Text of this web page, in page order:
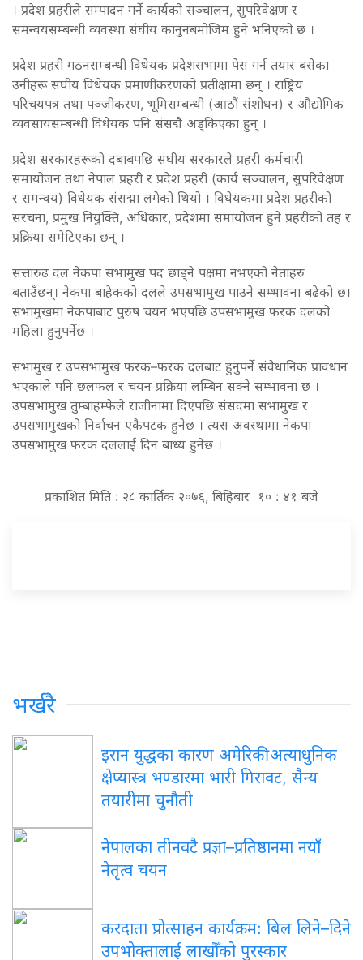
। प्रदेश प्रहरीले सम्पादन गर्ने कार्यको सञ्चालन, सुपरिवेक्षण र
समन्वयसम्बन्धी व्यवस्था संघीय कानुनबमोजिम हुने भनिएको छ ।
प्रदेश प्रहरी गठनसम्बन्धी विधेयक प्रदेशसभामा पेस गर्न तयार बसेका
उनीहरू संघीय विधेयक प्रमाणीकरणको प्रतीक्षामा छन् । राष्ट्रिय
परिचयपत्र तथा पञ्जीकरण, भूमिसम्बन्धी (आठौं संशोधन) र औद्योगिक
व्यवसायसम्बन्धी विधेयक पनि संसद्मै अड्किएका हुन् ।
प्रदेश सरकारहरूको दबाबपछि संघीय सरकारले प्रहरी कर्मचारी
समायोजन तथा नेपाल प्रहरी र प्रदेश प्रहरी (कार्य सञ्चालन, सुपरिवेक्षण
र समन्वय) विधेयक संसद्मा लगेको थियो । विधेयकमा प्रदेश प्रहरीको
संरचना, प्रमुख नियुक्ति, अधिकार, प्रदेशमा समायोजन हुने प्रहरीको तह र
प्रक्रिया समेटिएका छन् ।
सत्तारुढ दल नेकपा सभामुख पद छाड्ने पक्षमा नभएको नेताहरु
बताउँछन्। नेकपा बाहेकको दलले उपसभामुख पाउने सम्भावना बढेको छ।
सभामुखमा नेकपाबाट पुरुष चयन भएपछि उपसभामुख फरक दलको
महिला हुनुपर्नेछ ।
सभामुख र उपसभामुख फरक–फरक दलबाट हुनुपर्ने संवैधानिक प्रावधान
भएकाले पनि छलफल र चयन प्रक्रिया लम्बिन सक्ने सम्भावना छ ।
उपसभामुख तुम्बाहम्फेले राजीनामा दिएपछि संसदमा सभामुख र
उपसभामुखको निर्वाचन एकैपटक हुनेछ । त्यस अवस्थामा नेकपा
उपसभामुख फरक दललाई दिन बाध्य हुनेछ ।
प्रकाशित मिति : २८ कार्तिक २०७६, बिहिबार १० : ४१ बजे
भर्खरै
इरान युद्धका कारण अमेरिकी अत्याधुनिक
क्षेप्यास्त्र भण्डारमा भारी गिरावट, सैन्य
तयारीमा चुनौती
नेपालका तीनवटै प्रज्ञा–प्रतिष्ठानमा नयाँ
नेतृत्व चयन
करदाता प्रोत्साहन कार्यक्रम: बिल लिने–दिने
उपभोक्तालाई लाखौँको पुरस्कार